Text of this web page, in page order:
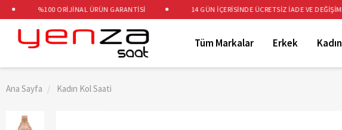
%100 ORİJİNAL ÜRÜN GARANTİSİ 14 GÜN İÇERİSİNDE ÜCRETSİZ İADE VE DEĞİŞİM
Tüm Markalar Erkek Kadın
Ana Sayfa Kadın Kol Saati